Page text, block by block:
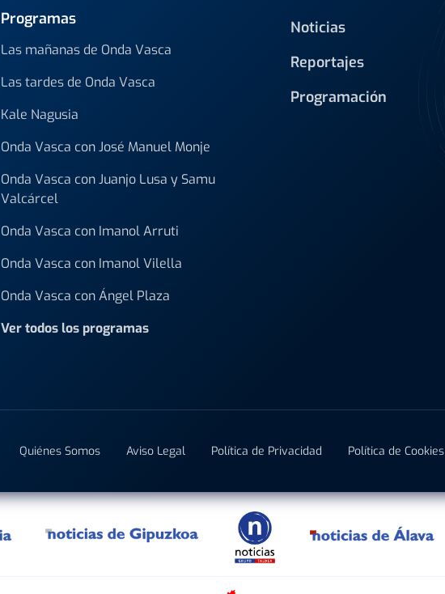
Programas
Las mañanas de Onda Vasca
Las tardes de Onda Vasca
Kale Nagusia
Onda Vasca con José Manuel Monje
Onda Vasca con Juanjo Lusa y Samu
Valcárcel
Onda Vasca con Imanol Arruti
Onda Vasca con Imanol Vilella
Onda Vasca con Ángel Plaza
Ver todos los programas
Noticias
Reportajes
Programación
Quiénes Somos Aviso Legal Política de Privacidad Política de Cookies